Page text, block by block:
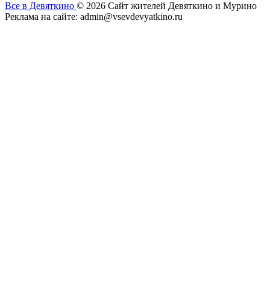
Все в Девяткино © 2026 Сайт жителей Девяткино и Мурино
Реклама на сайте: admin@vsevdevyatkino.ru